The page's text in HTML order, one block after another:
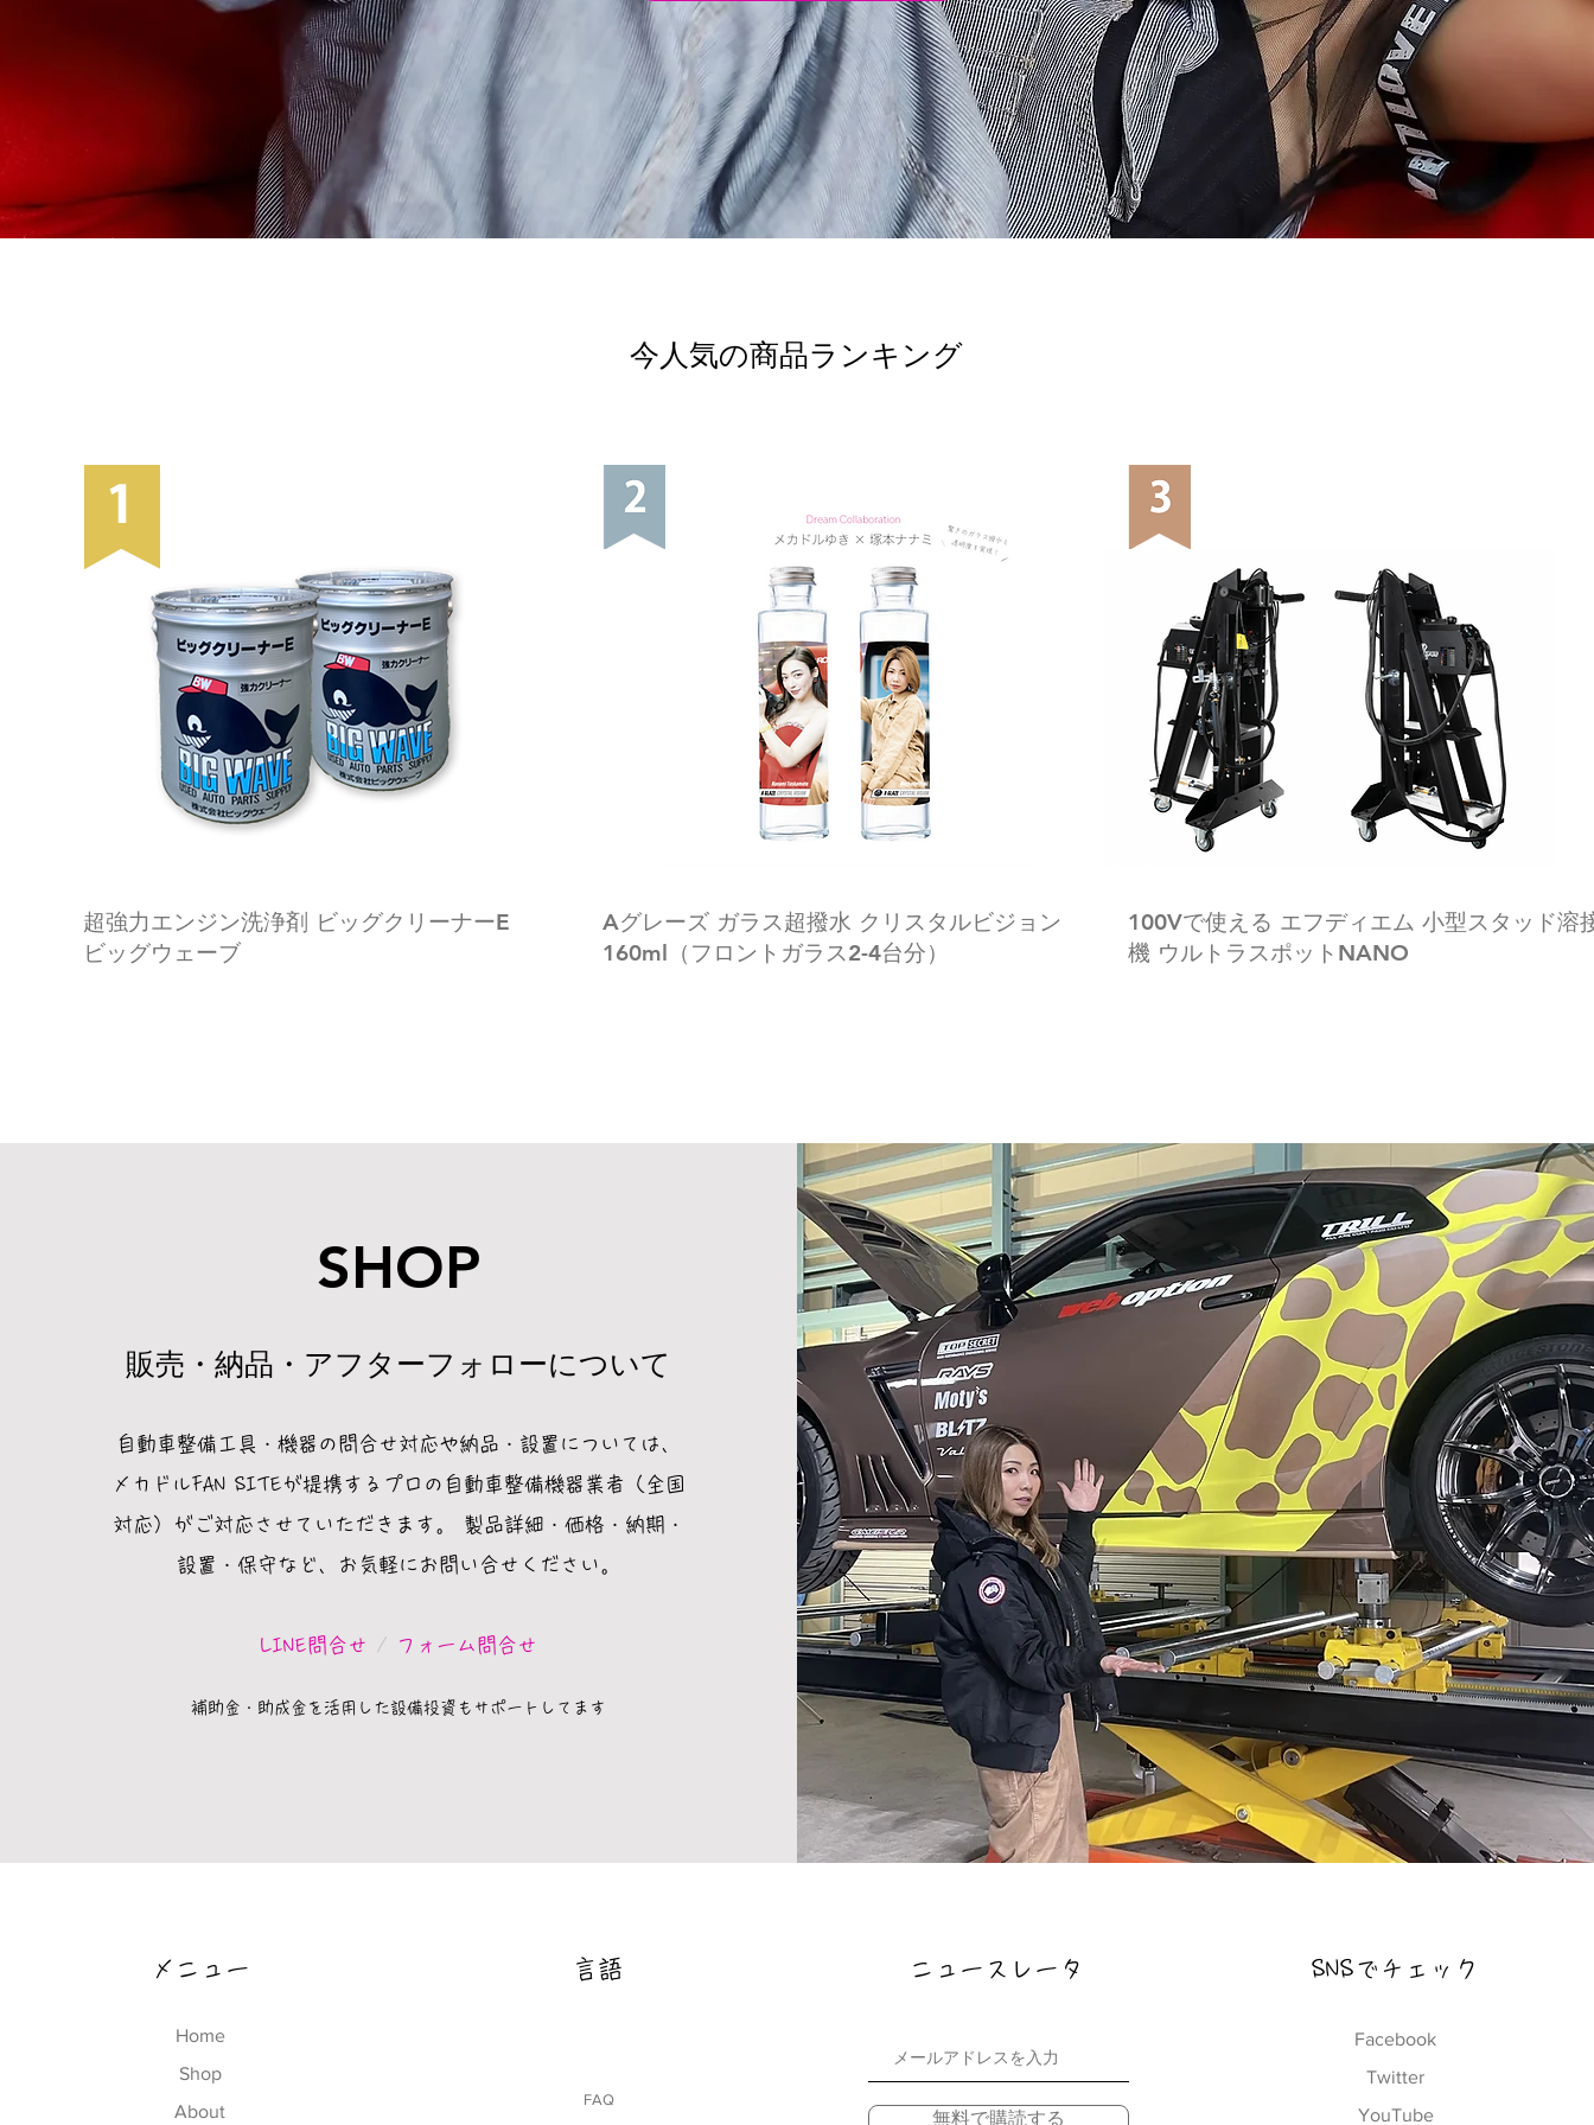
今人気の商品ランキング
超強力エンジン洗浄剤 ビッグクリーナーE
ビッグウェーブ
Aグレーズ ガラス超撥水 クリスタルビジョン
160ml（フロントガラス2-4台分）
100Vで使える エフディエム 小型スタッド溶
機 ウルトラスポットNANO
SHOP
販売・納品・アフターフォローについて
自動車整備工具・機器の問合せ対応や納品・設置については、
メカドルFAN SITEが提携するプロの自動車整備機器業者（全国
対応）がご対応させていただきます。 製品詳細・価格・納期・
設置・保守など、お気軽にお問い合せください。
LINE問合せ / フォーム問合せ
補助金・助成金を活用した設備投資もサポートしてます
​メニュー
Home
Shop
About
​言語
FAQ
​ニュースレータ
無料で購読する
​SNSでチェック
Facebook
Twitter
YouTube